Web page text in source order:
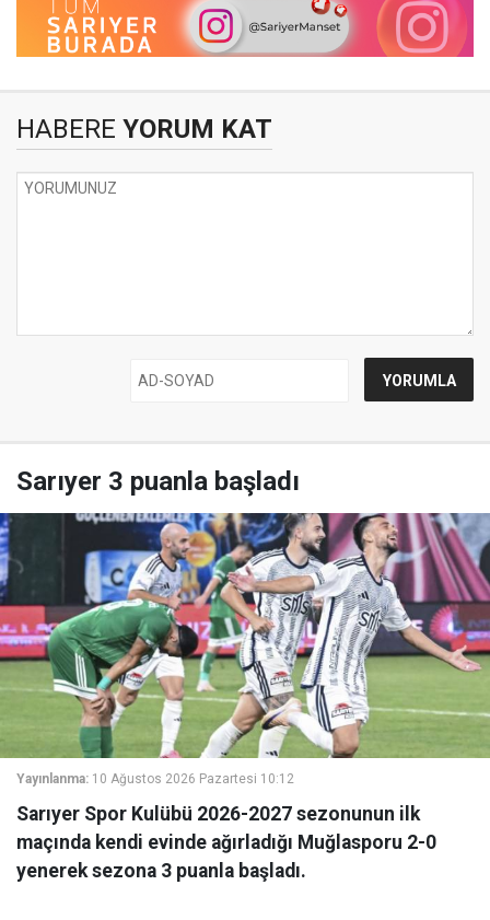
HABERE YORUM KAT
Sarıyer 3 puanla başladı
Yayınlanma: 10 Ağustos 2026 Pazartesi 10:12
Sarıyer Spor Kulübü 2026-2027 sezonunun ilk
maçında kendi evinde ağırladığı Muğlasporu 2-0
yenerek sezona 3 puanla başladı.